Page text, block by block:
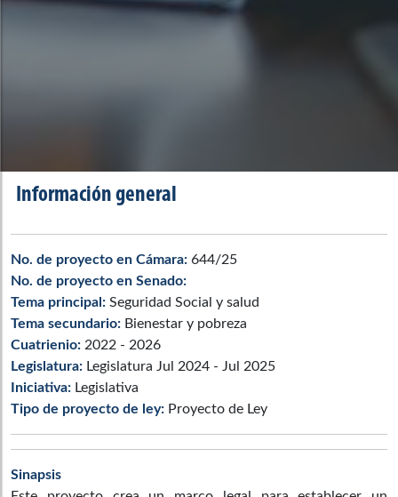
Información general
No. de proyecto en Cámara: 644/25
No. de proyecto en Senado:
Tema principal: Seguridad Social y salud
Tema secundario: Bienestar y pobreza
Cuatrienio: 2022 - 2026
Legislatura: Legislatura Jul 2024 - Jul 2025
Iniciativa: Legislativa
Tipo de proyecto de ley: Proyecto de Ley
Sinapsis